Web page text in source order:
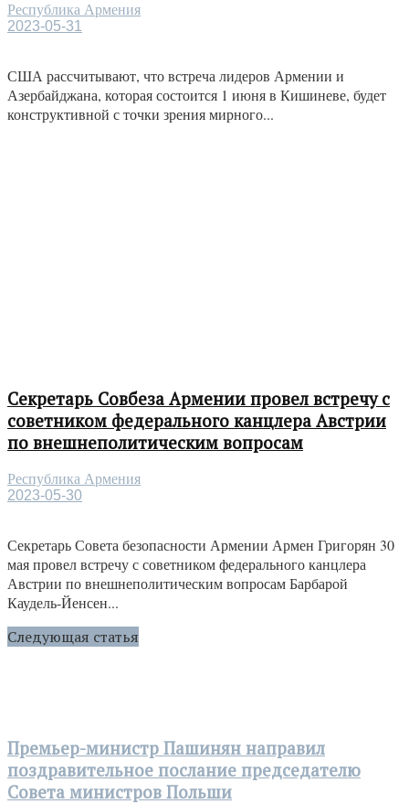
Республика Армения
2023-05-31
США рассчитывают, что встреча лидеров Армении и
Азербайджана, которая состоится 1 июня в Кишиневе, будет
конструктивной с точки зрения мирного...
Секретарь Совбеза Армении провел встречу с
советником федерального канцлера Австрии
по внешнеполитическим вопросам
Республика Армения
2023-05-30
Секретарь Совета безопасности Армении Армен Григорян 30
мая провел встречу с советником федерального канцлера
Австрии по внешнеполитическим вопросам Барбарой
Каудель-Йенсен...
Следующая статья
Премьер-министр Пашинян направил
поздравительное послание председателю
Совета министров Польши